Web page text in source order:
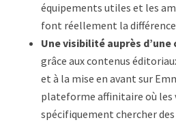
équipements utiles et les
font réellement la
Une visibilité auprès
grâce aux contenus
et à la mise en avant sur
plateforme affinitaire où les
spécifiquement chercher des